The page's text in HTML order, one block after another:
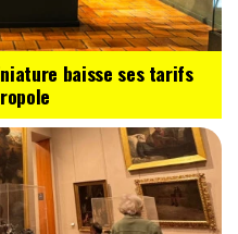
baisse ses tarifs